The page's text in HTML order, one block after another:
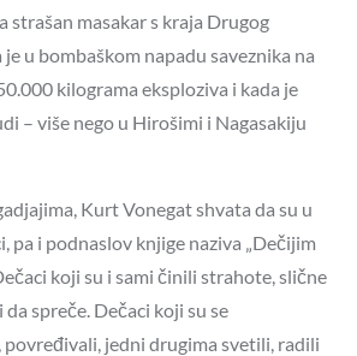
strašan masakar s kraja Drugog
u bombaškom napadu saveznika na
kilograma eksploziva i kada je
– više nego u Hirošimi i Nagasakiju
Kurt Vonegat shvata da su u
pa i podnaslov knjige naziva „Dečijim
koji su i sami činili strahote, slične
spreče. Dečaci koji su se
jedni drugima svetili, radili